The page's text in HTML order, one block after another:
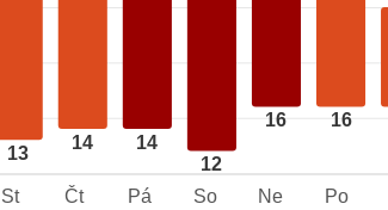
13
14 14
12
16 16
St Čt Pá So Ne Po